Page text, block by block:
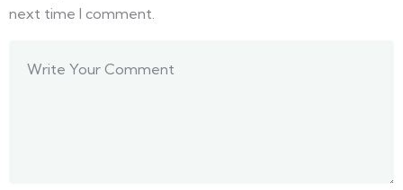
next time I comment.